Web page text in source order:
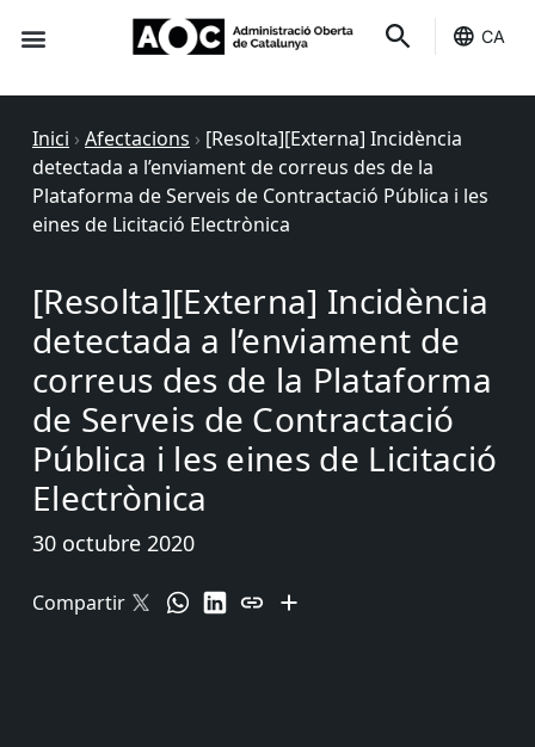
CA
Inici › Afectacions › [Resolta][Externa] Incidència
detectada a l’enviament de correus des de la
Plataforma de Serveis de Contractació Pública i les
eines de Licitació Electrònica
[Resolta][Externa] Incidència
detectada a l’enviament de
correus des de la Plataforma
de Serveis de Contractació
Pública i les eines de Licitació
Electrònica
30 octubre 2020
Compartir